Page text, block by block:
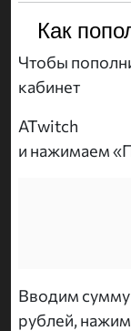
Как
Чтобы
кабинет
ATwitch
и нажимаем
Вводим сумму
рублей,